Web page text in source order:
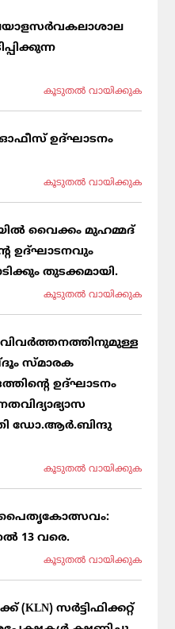
കൂടുതല്‍ വായിക്കുക
ഓഫീസ് ഉദ്ഘാടനം
കൂടുതല്‍ വായിക്കുക
വൈക്കം മുഹമ്മദ്
ഉദ്ഘാടനവും
തുടക്കമായി.
കൂടുതല്‍ വായിക്കുക
വിവർത്തനത്തിനുമുള്ള
സ്മാരക
ഉദ്ഘാടനം
ഡോ.ആർ.ബിന്ദു
കൂടുതല്‍ വായിക്കുക
പൈതൃകോത്സവം:
13 വരെ.
കൂടുതല്‍ വായിക്കുക
(KLN) സർട്ടിഫിക്കറ്റ്